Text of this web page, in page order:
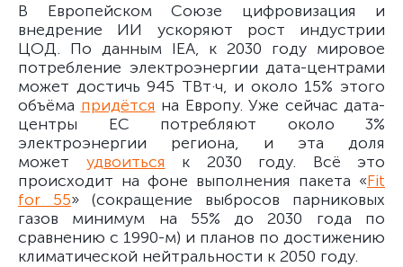
В Европейском Союзе цифровизация и
внедрение ИИ ускоряют рост индустрии
ЦОД. По данным IEA, к 2030 году мировое
потребление электроэнергии дата-центрами
может достичь 945 ТВт·ч, и около 15% этого
объёма придётся на Европу. Уже сейчас дата-
центры ЕС потребляют около 3%
электроэнергии региона, и эта доля
может удвоиться к 2030 году. Всё это
происходит на фоне выполнения пакета «Fit
for 55» (сокращение выбросов парниковых
газов минимум на 55% до 2030 года по
сравнению с 1990-м) и планов по достижению
климатической нейтральности к 2050 году.